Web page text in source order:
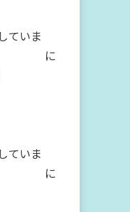
ていま
に
ていま
に